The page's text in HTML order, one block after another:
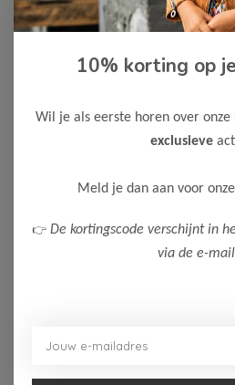
B.Nosy -50%
Longsleeve
Maak een keuze:
Aan verlanglijst
10% korting op
Wil je als eerste horen over onze
exclusieve
Meld je dan aan voor
👉 De kortingscode verschijnt in
via de e-